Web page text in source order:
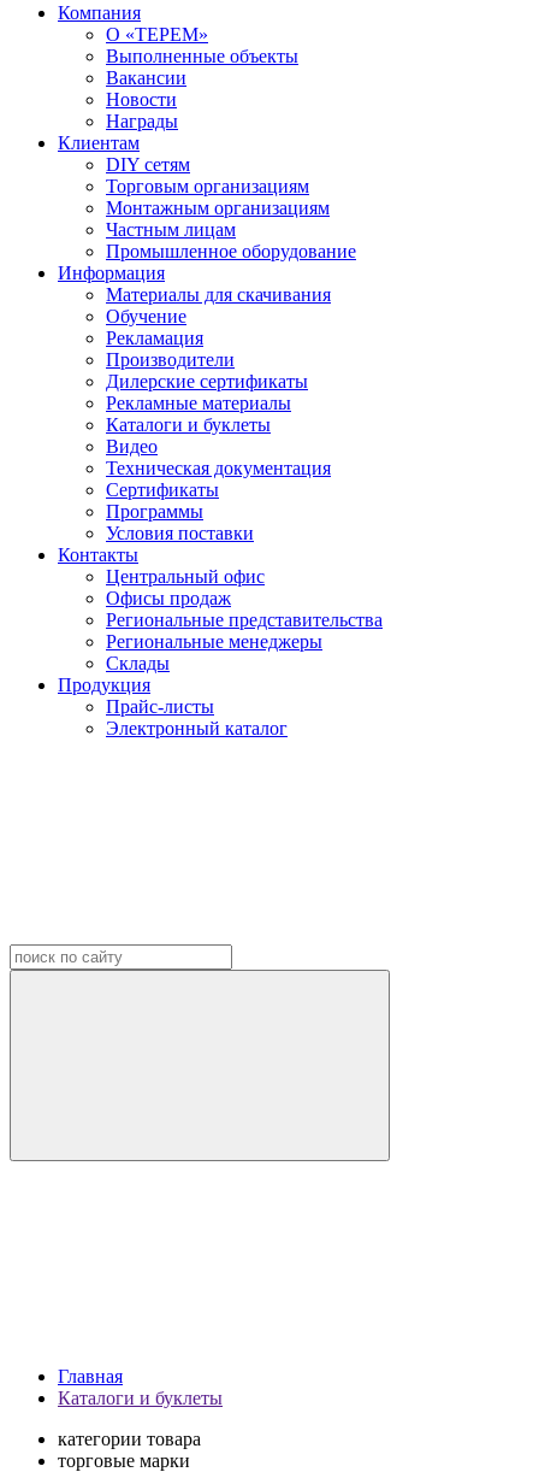
Компания
О «ТЕРЕМ»
Выполненные объекты
Вакансии
Новости
Награды
Клиентам
DIY сетям
Торговым организациям
Монтажным организациям
Частным лицам
Промышленное оборудование
Информация
Материалы для скачивания
Обучение
Рекламация
Производители
Дилерские сертификаты
Рекламные материалы
Каталоги и буклеты
Видео
Техническая документация
Сертификаты
Программы
Условия поставки
Контакты
Центральный офис
Офисы продаж
Региональные представительства
Региональные менеджеры
Склады
Продукция
Прайс-листы
Электронный каталог
Главная
Каталоги и буклеты
категории товара
торговые марки